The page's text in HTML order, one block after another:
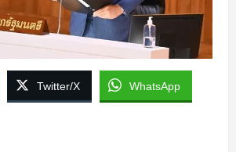
Twitter/X WhatsApp